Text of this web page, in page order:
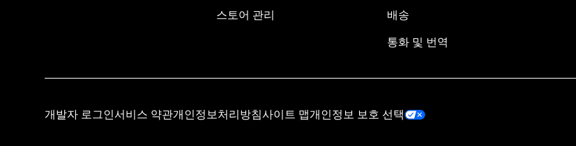
스토어 관리
배송
통화 및 번역
개발자 로그인서비스 약관개인정보처리방침사이트 맵개인정보 보호 선택